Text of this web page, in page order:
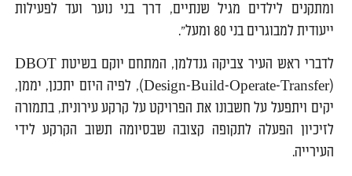
ומתקנים לילדים מגיל שנתיים, דרך בני נוער ועד לפעילות
ייעודית למבוגרים בני 80 ומעל".
לדברי ראש העיר צביקה גנדלמן, המתחם יוקם בשיטת DBOT
(Design-Build-Operate-Transfer), לפיה היזם יתכנן, יממן,
יקים ויתפעל על חשבונו את הפרויקט על קרקע עירונית, בתמורה
לזיכיון הפעלה לתקופה קצובה שבסיומה תשוב הקרקע לידי
העירייה.